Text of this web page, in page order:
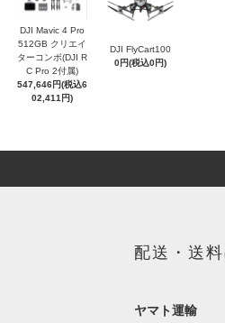
DJI Mavic 4 Pro
512GB クリエイ
ターコンボ(DJI R
C Pro 2付属)
547,646円(税込6
02,411円)
DJI FlyCart100
0円(税込0円)
配送・送
ヤマト運輸